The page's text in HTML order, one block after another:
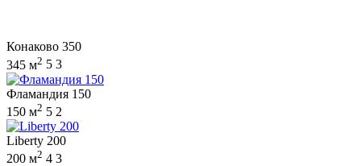
Конаково 350
345 м2 5 3
Фламандия 150
150 м2 5 2
Liberty 200
200 м2 4 3